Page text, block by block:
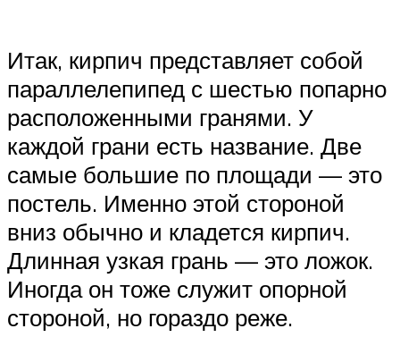
Итак, кирпич представляет собой
параллелепипед с шестью попарно
расположенными гранями. У
каждой грани есть название. Две
самые большие по площади — это
постель. Именно этой стороной
вниз обычно и кладется кирпич.
Длинная узкая грань — это ложок.
Иногда он тоже служит опорной
стороной, но гораздо реже.